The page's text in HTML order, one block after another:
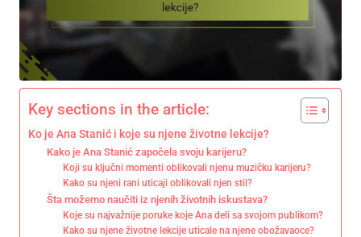
Key sections in the article:
Ko je Ana Stanić i koje su njene životne lekcije?
Kako je Ana Stanić započela svoju karijeru?
Koji su ključni momenti oblikovali njenu muzičku karijeru?
Kako su njeni rani uticaji oblikovali njen stil?
Šta možemo naučiti iz njenih životnih iskustava?
Koje su najvažnije poruke koje Ana deli sa svojom publikom?
Kako su njene životne lekcije uticale na njene obožavaoce?